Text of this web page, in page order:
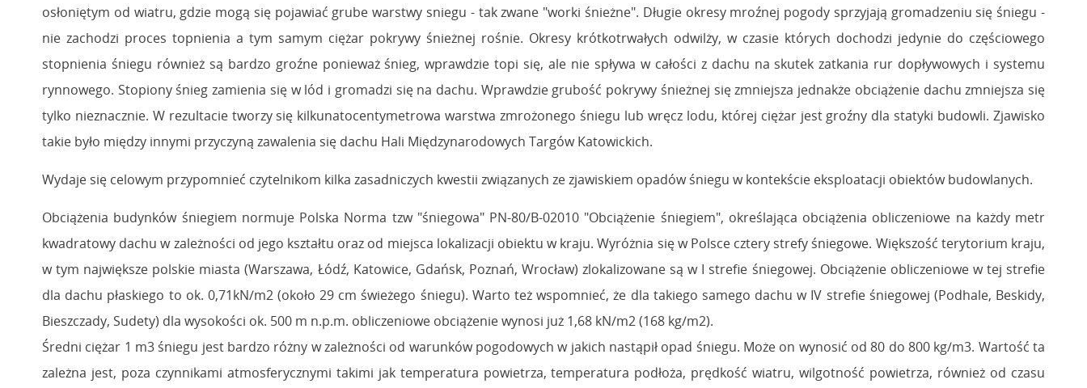
osłoniętym od wiatru, gdzie mogą się pojawiać grube warstwy sniegu - tak zwane "worki śnieżne". Długie okresy mroźnej pogody sprzyjają gromadzeniu się śniegu -
nie zachodzi proces topnienia a tym samym ciężar pokrywy śnieżnej rośnie. Okresy krótkotrwałych odwilży, w czasie których dochodzi jedynie do częściowego
stopnienia śniegu również są bardzo groźne ponieważ śnieg, wprawdzie topi się, ale nie spływa w całości z dachu na skutek zatkania rur dopływowych i systemu
rynnowego. Stopiony śnieg zamienia się w lód i gromadzi się na dachu. Wprawdzie grubość pokrywy śnieżnej się zmniejsza jednakże obciążenie dachu zmniejsza się
tylko nieznacznie. W rezultacie tworzy się kilkunatocentymetrowa warstwa zmrożonego śniegu lub wręcz lodu, której ciężar jest groźny dla statyki budowli. Zjawisko
takie było między innymi przyczyną zawalenia się dachu Hali Międzynarodowych Targów Katowickich.
Wydaje się celowym przypomnieć czytelnikom kilka zasadniczych kwestii związanych ze zjawiskiem opadów śniegu w kontekście eksploatacji obiektów budowlanych.
Obciążenia budynków śniegiem normuje Polska Norma tzw "śniegowa" PN-80/B-02010 "Obciążenie śniegiem", określająca obciążenia obliczeniowe na każdy metr
kwadratowy dachu w zależności od jego kształtu oraz od miejsca lokalizacji obiektu w kraju. Wyróżnia się w Polsce cztery strefy śniegowe. Większość terytorium kraju,
w tym największe polskie miasta (Warszawa, Łódź, Katowice, Gdańsk, Poznań, Wrocław) zlokalizowane są w I strefie śniegowej. Obciążenie obliczeniowe w tej strefie
dla dachu płaskiego to ok. 0,71kN/m2 (około 29 cm świeżego śniegu). Warto też wspomnieć, że dla takiego samego dachu w IV strefie śniegowej (Podhale, Beskidy,
Bieszczady, Sudety) dla wysokości ok. 500 m n.p.m. obliczeniowe obciążenie wynosi już 1,68 kN/m2 (168 kg/m2).
Średni ciężar 1 m3 śniegu jest bardzo różny w zależności od warunków pogodowych w jakich nastąpił opad śniegu. Może on wynosić od 80 do 800 kg/m3. Wartość ta
zależna jest, poza czynnikami atmosferycznymi takimi jak temperatura powietrza, temperatura podłoża, prędkość wiatru, wilgotność powietrza, również od czasu